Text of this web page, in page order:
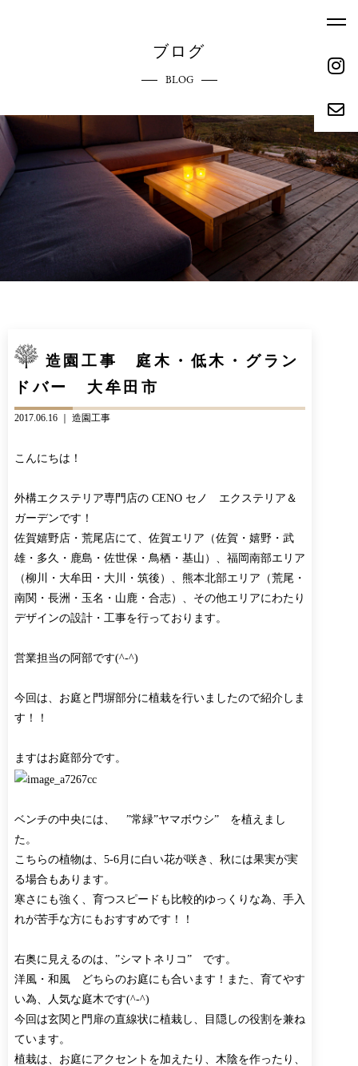
ホーム
HOME
エクステリアへのこだわり
COMMITMENT
参考価格
REFERENCE PRICE
施工実績
お問い合わせ
CONTACT
ブログ
INFORMATION
ブログ
BLOG
造園工事 庭木・低木・グラン
ドバー 大牟田市
2017.06.16 ｜ 造園工事
こんにちは！
外構エクステリア専門店の CENO セノ エクステリア＆
ガーデンです！
佐賀嬉野店・荒尾店にて、佐賀エリア（佐賀・嬉野・武
雄・多久・鹿島・佐世保・鳥栖・基山）、福岡南部エリア
（柳川・大牟田・大川・筑後）、熊本北部エリア（荒尾・
南関・長洲・玉名・山鹿・合志）、その他エリアにわたり
デザインの設計・工事を行っております。
営業担当の阿部です(^-^)
今回は、お庭と門塀部分に植栽を行いましたので紹介しま
す！！
ますはお庭部分です。
ベンチの中央には、 ”常緑”ヤマボウシ” を植えまし
た。
こちらの植物は、5-6月に白い花が咲き、秋には果実が実
る場合もあります。
寒さにも強く、育つスピードも比較的ゆっくりな為、手入
れが苦手な方にもおすすめです！！
右奥に見えるのは、”シマトネリコ” です。
洋風・和風 どちらのお庭にも合います！また、育てやす
い為、人気な庭木です(^-^)
今回は玄関と門扉の直線状に植栽し、目隠しの役割を兼ね
ています。
植栽は、お庭にアクセントを加えたり、木陰を作ったり、